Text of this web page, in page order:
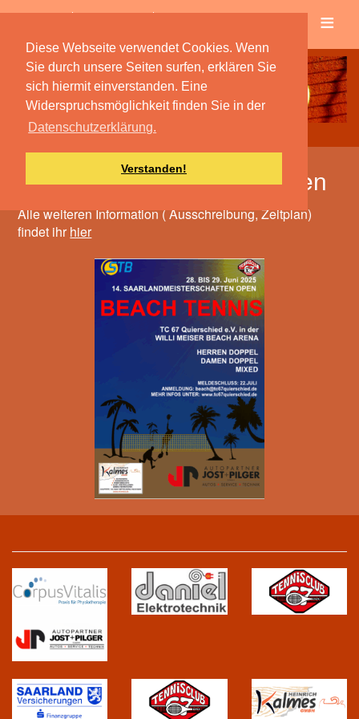
Diese Webseite verwendet Cookies. Wenn
Sie durch unsere Seiten surfen, erklären Sie
sich hiermit einverstanden. Eine
Widerspruchsmöglichkeit finden Sie in der
Datenschutzerklärung.
Verstanden!
≡
14. Saarlandmeisterschaften
Alle weiteren Information ( Ausschreibung, Zeitplan)
findet ihr hier